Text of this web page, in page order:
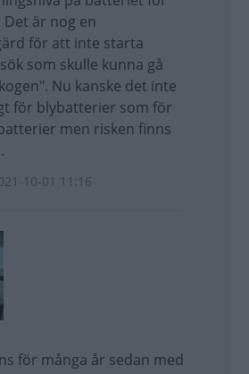
är nog en
för att inte starta
som skulle kunna gå
Nu kanske det inte
för blybatterier som för
men risken finns
10-01 11:16
för många år sedan med